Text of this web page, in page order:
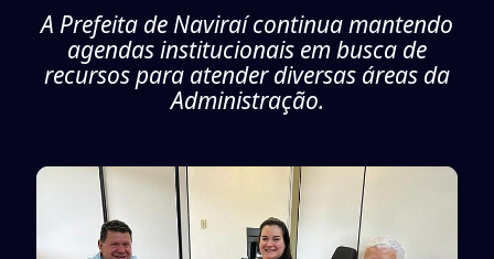
A Prefeita de Naviraí continua mantendo
agendas institucionais em busca de
recursos para atender diversas áreas da
Administração.